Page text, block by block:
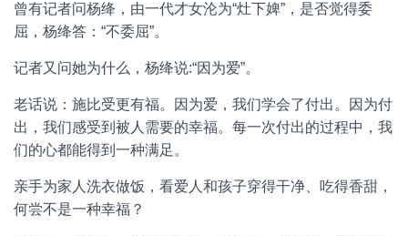
曾有记者问杨绛，由一代才女沦为“灶下婢”，是否觉得委
屈，杨绛答：“不委屈”。
记者又问她为什么，杨绛说:“因为爱”。
老话说：施比受更有福。因为爱，我们学会了付出。因为付
出，我们感受到被人需要的幸福。每一次付出的过程中，我
们的心都能得到一种满足。
亲手为家人洗衣做饭，看爱人和孩子穿得干净、吃得香甜，
何尝不是一种幸福？